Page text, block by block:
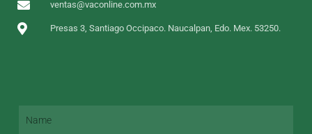
ventas@vaconline.com.mx
Presas 3, Santiago Occipaco. Naucalpan, Edo. Mex. 53250.